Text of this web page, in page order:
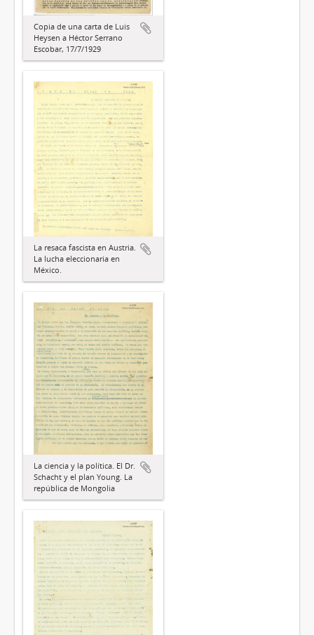
Copia de una carta de Luis
Heysen a Héctor Serrano
Escobar, 17/7/1929
La resaca fascista en Austria.
La lucha eleccionaria en
México.
La ciencia y la política. El Dr.
Schacht y el plan Young. La
república de Mongolia